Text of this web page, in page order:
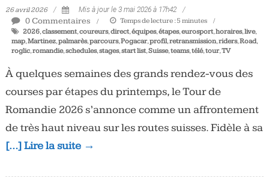
26 avril 2026 Mis à jour le 3 mai 2026 à 17h42
0 Commentaires Temps de lecture : 5 minutes
2026,classement,coureurs,direct,équipes,étapes,eurosport,horaires,live,
map,Martinez,palmarès,parcours,Pogacar,profil,retransmission,riders,Road,
roglic,romandie,schedules,stages,start list,Suisse,teams,télé,tour,TV
À quelques semaines des grands rendez-vous des
courses par étapes du printemps, le Tour de
Romandie 2026 s’annonce comme un affrontement
de très haut niveau sur les routes suisses. Fidèle à sa
[…] Lire la suite →